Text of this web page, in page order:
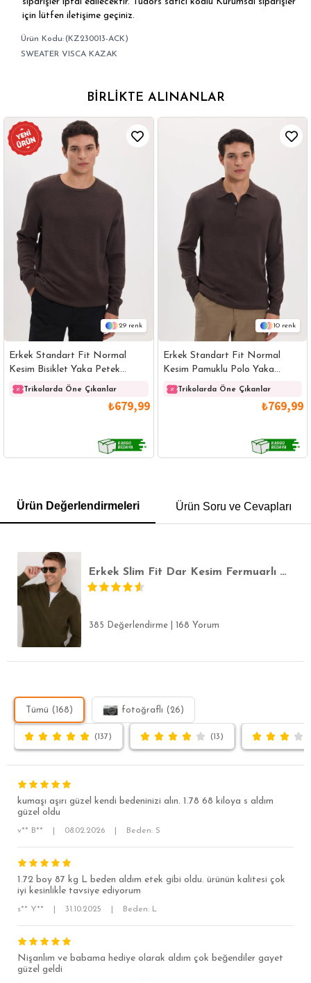
için lütfen iletişime geçiniz.
(KZ230013-ACK)
SWEATER VISCA KAZAK
BIRLIKTE ALINANLAR
29
Erkek Standart Fit Normal
Kesim Bisiklet Yaka Petek
Desenli Kahverengi Triko Kazak
Trikolarda Öne Çıkanlar
₺679,99
10
Erkek Standart Fit Normal
Kesim Pamuklu Polo Yaka
Kahverengi Kazak
Trikolarda Öne Çıkanlar
₺769,99
POLO YAKA T-SHIRT KEMER BOXER
SÜPER SLİM FİT
Ürün Değerlendirmeleri Ürün Soru ve Cevapları
Erkek Slim Fit Dar Kesim Fermuarlı Haki Dik Yaka Triko Kazak
385 Değerlendirme 168 Yorum
Tümü (168) fotoğraflı (26)
(137) (13)
kumaşı aşırı güzel kendi bedeninizi alın. 1.78 68 kiloya s aldım
güzel oldu
v** B** 08.02.2026 Beden: S
1.72 boy 87 kg L beden aldım etek gibi oldu. ürünün kalitesi çok
iyi kesinlikle tavsiye ediyorum
s** Y** 31.10.2025 Beden: L
Nişanlım ve babama hediye olarak aldım çok beğendiler gayet
güzel geldi